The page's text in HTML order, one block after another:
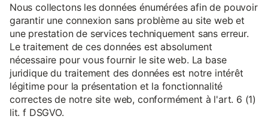
Nous collectons les données énumérées afin de pouvoir
garantir une connexion sans problème au site web et
une prestation de services techniquement sans erreur.
Le traitement de ces données est absolument
nécessaire pour vous fournir le site web. La base
juridique du traitement des données est notre intérêt
légitime pour la présentation et la fonctionnalité
correctes de notre site web, conformément à l'art. 6 (1)
lit. f DSGVO.